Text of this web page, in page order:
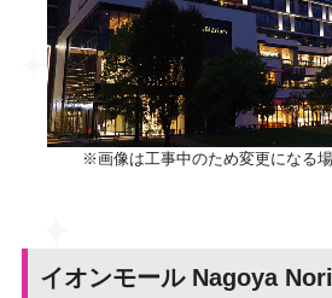
※画像は工事中のため変更になる場
イオンモール Nagoya